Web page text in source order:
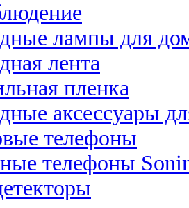
лампы для
лента
пленка
аксессуары
телефоны
телефоны